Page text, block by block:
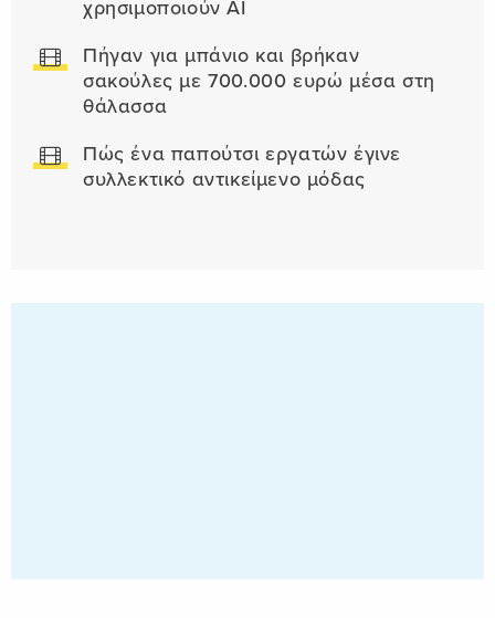
χρησιμοποιούν AI
Πήγαν για μπάνιο και βρήκαν
σακούλες με 700.000 ευρώ μέσα στη
θάλασσα
Πώς ένα παπούτσι εργατών έγινε
συλλεκτικό αντικείμενο μόδας